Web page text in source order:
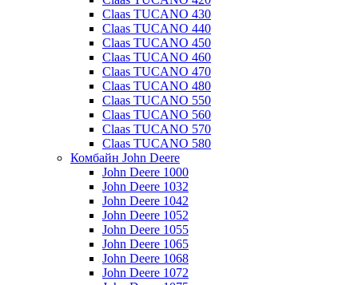
Claas TUCANO 430
Claas TUCANO 440
Claas TUCANO 450
Claas TUCANO 460
Claas TUCANO 470
Claas TUCANO 480
Claas TUCANO 550
Claas TUCANO 560
Claas TUCANO 570
Claas TUCANO 580
Комбайн John Deere
John Deere 1000
John Deere 1032
John Deere 1042
John Deere 1052
John Deere 1055
John Deere 1065
John Deere 1068
John Deere 1072